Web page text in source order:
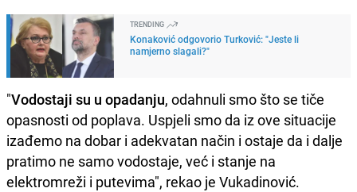
TRENDING
Konaković odgovorio Turković: "Jeste li
namjerno slagali?"
"Vodostaji su u opadanju, odahnuli smo što se tiče
opasnosti od poplava. Uspjeli smo da iz ove situacije
izađemo na dobar i adekvatan način i ostaje da i dalje
pratimo ne samo vodostaje, već i stanje na
elektromreži i putevima", rekao je Vukadinović.